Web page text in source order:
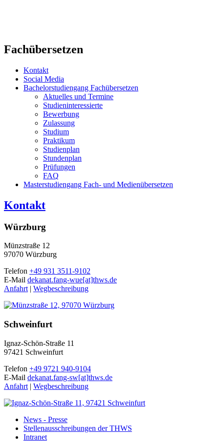
Fachübersetzen
Kontakt
Social Media
Bachelorstudiengang Fachübersetzen
Aktuelles und Termine
Studieninteressierte
Bewerbung
Zulassung
Studium
Praktikum
Studienplan
Stundenplan
Prüfungen
FAQ
Masterstudiengang Fach- und Medienübersetzen
Kontakt
Würzburg
Münzstraße 12
97070 Würzburg
Telefon +49 931 3511-9102
E-Mail dekanat.fang-wue[at]thws.de
Anfahrt | Wegbeschreibung
Schweinfurt
Ignaz-Schön-Straße 11
97421 Schweinfurt
Telefon +49 9721 940-9104
E-Mail dekanat.fang-sw[at]thws.de
Anfahrt | Wegbeschreibung
News - Presse
Stellenausschreibungen der THWS
Intranet